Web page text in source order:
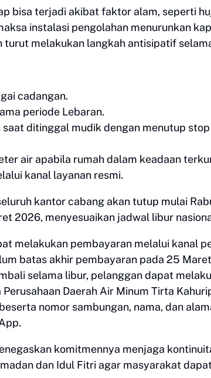
bisa terjadi akibat faktor alam, seperti
instalasi pengolahan menurunkan
turut melakukan langkah antisipatif
cadangan.
periode Lebaran.
ditinggal mudik dengan menutup
air apabila rumah dalam keadaan
kanal layanan resmi.
kantor cabang akan tutup mulai
2026, menyesuaikan jadwal libur
melakukan pembayaran melalui kanal
batas akhir pembayaran pada 25
selama libur, pelanggan dapat
Perusahaan Daerah Air Minum Tirta
nomor sambungan, nama, dan
komitmennya menjaga
dan Idul Fitri agar masyarakat